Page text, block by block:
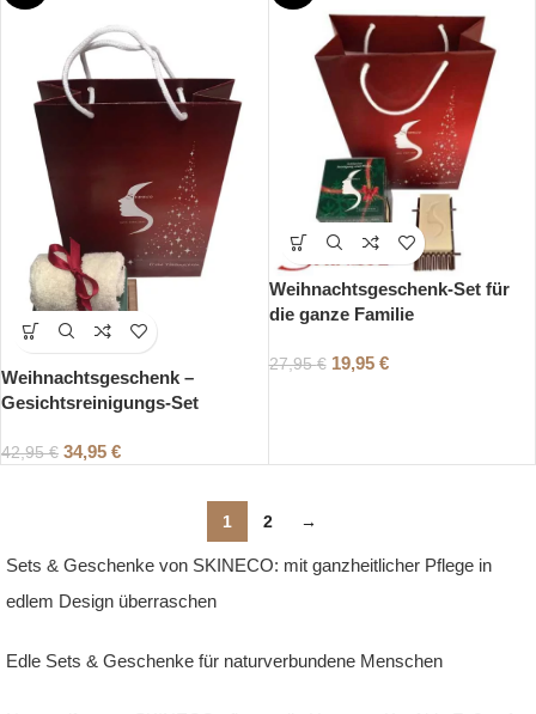
Weihnachtsgeschenk –
Gesichtsreinigungs-Set
42,95€ 34,95 €
Weihnachtsgeschenk-Set für
die ganze Familie
27,95€ 19,95 €
1 2 →
Sets & Geschenke von SKINECO: mit ganzheitlicher Pflege in
edlem Design überraschen
Edle Sets & Geschenke für naturverbundene Menschen